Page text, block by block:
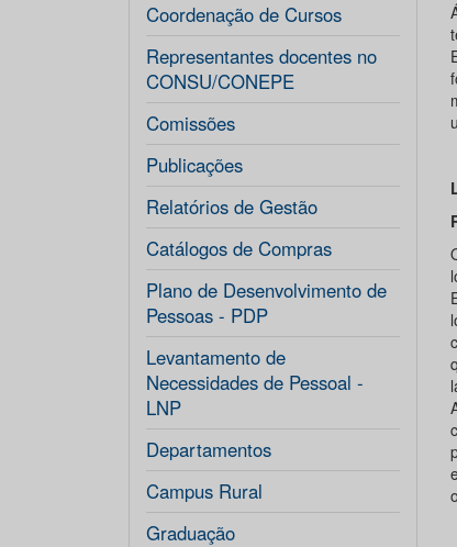
Coordenação de Cursos
Representantes docentes no
CONSU/CONEPE
Comissões
Publicações
Relatórios de Gestão
Catálogos de Compras
Plano de Desenvolvimento de
Pessoas - PDP
Levantamento de
Necessidades de Pessoal -
LNP
Departamentos
Campus Rural
Graduação